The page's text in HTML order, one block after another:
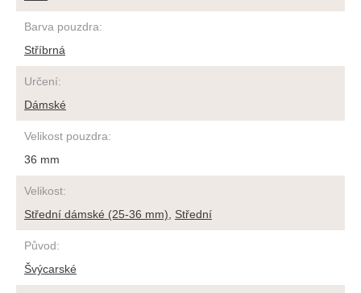
Barva pouzdra:
Stříbrná
Určení:
Dámské
Velikost pouzdra:
36 mm
Velikost:
Střední dámské (25-36 mm)
Střední
Původ:
Švýcarské